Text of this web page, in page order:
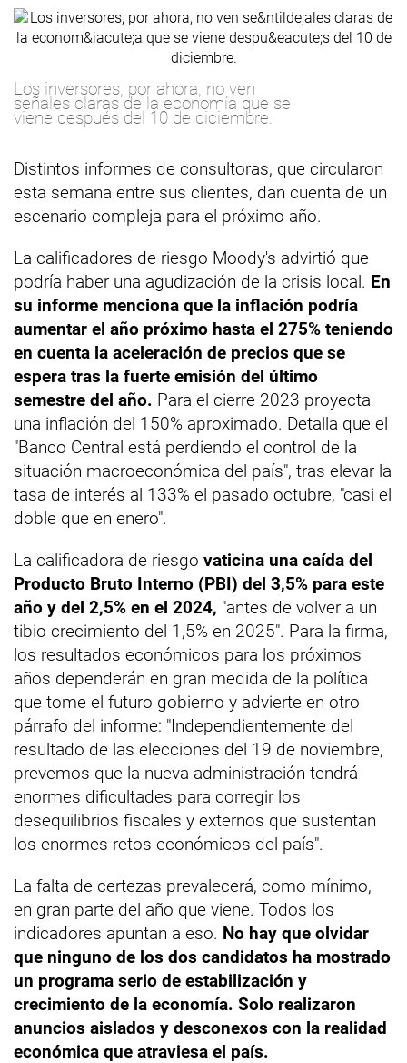
Los inversores, por ahora, no ven
señales claras de la economía que se
viene después del 10 de diciembre.
Distintos informes de consultoras, que circularon
esta semana entre sus clientes, dan cuenta de un
escenario compleja para el próximo año.
La calificadores de riesgo Moody's advirtió que
podría haber una agudización de la crisis local. En
su informe menciona que la inflación podría
aumentar el año próximo hasta el 275% teniendo
en cuenta la aceleración de precios que se
espera tras la fuerte emisión del último
semestre del año. Para el cierre 2023 proyecta
una inflación del 150% aproximado. Detalla que el
"Banco Central está perdiendo el control de la
situación macroeconómica del país", tras elevar la
tasa de interés al 133% el pasado octubre, "casi el
doble que en enero".
La calificadora de riesgo vaticina una caída del
Producto Bruto Interno (PBI) del 3,5% para este
año y del 2,5% en el 2024, "antes de volver a un
tibio crecimiento del 1,5% en 2025". Para la firma,
los resultados económicos para los próximos
años dependerán en gran medida de la política
que tome el futuro gobierno y advierte en otro
párrafo del informe: "Independientemente del
resultado de las elecciones del 19 de noviembre,
prevemos que la nueva administración tendrá
enormes dificultades para corregir los
desequilibrios fiscales y externos que sustentan
los enormes retos económicos del país".
La falta de certezas prevalecerá, como mínimo,
en gran parte del año que viene. Todos los
indicadores apuntan a eso. No hay que olvidar
que ninguno de los dos candidatos ha mostrado
un programa serio de estabilización y
crecimiento de la economía. Solo realizaron
anuncios aislados y desconexos con la realidad
económica que atraviesa el país.